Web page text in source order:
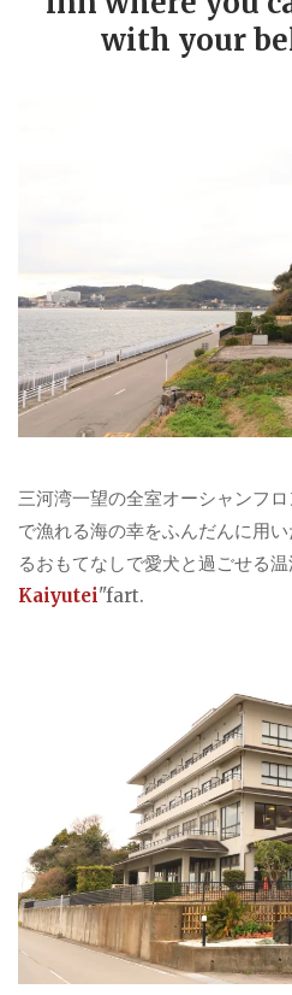
with your
三河湾一望の全室オーシャンフ
で漁れる海の幸をふんだんに用
るおもてなしで愛犬と過ごせる
Kaiyutei"fart.